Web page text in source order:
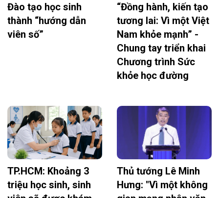
Đào tạo học sinh
thành “hướng dẫn
viên số”
“Đồng hành, kiến tạo
tương lai: Vì một Việt
Nam khỏe mạnh” -
Chung tay triển khai
Chương trình Sức
khỏe học đường
TP.HCM: Khoảng 3
triệu học sinh, sinh
Thủ tướng Lê Minh
Hưng: "Vì một không